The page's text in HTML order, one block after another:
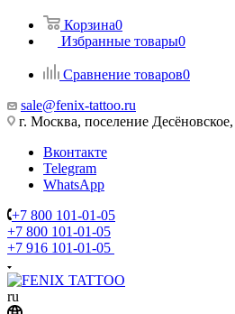
Корзина0
Избранные товары0
Сравнение товаров0
sale@fenix-tattoo.ru
г. Москва, поселение
Вконтакте
Telegram
WhatsApp
+7 800 101-01-05
+7 800 101-01-05
+7 916 101-01-05
ru